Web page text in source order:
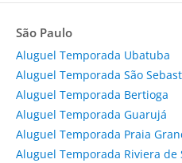
São Paulo
Aluguel Temporada Ubatuba
Aluguel Temporada São
Aluguel Temporada Bertioga
Aluguel Temporada Guarujá
Aluguel Temporada Praia
Aluguel Temporada Riviera de